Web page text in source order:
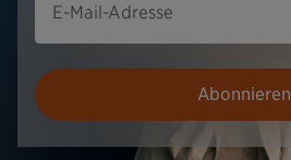
E-Mail-Adresse
Abonnieren